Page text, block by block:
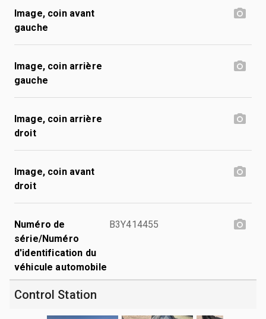
Image, coin avant
gauche
Image, coin arrière
gauche
Image, coin arrière
droit
Image, coin avant
droit
Numéro de
série/Numéro
d'identification du
véhicule automobile
B3Y414455
Control Station